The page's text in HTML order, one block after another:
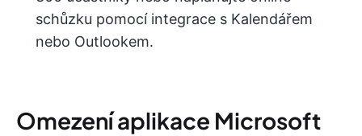
schůzku pomocí integrace s Kalendářem
nebo Outlookem.
Omezení aplikace Microsoft